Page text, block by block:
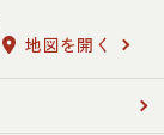
地図を開く